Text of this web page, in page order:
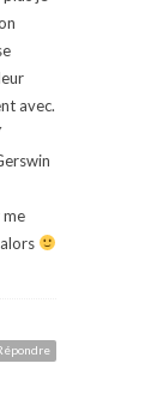
avec.
me